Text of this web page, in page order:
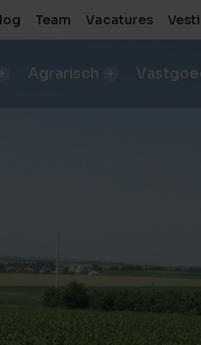
Team Vacatures
Agrarisch
grond verkopen
de beste verkoopresultaten
nodig bij aankoop?
Advies voor zakelijke
Persoonlijk en